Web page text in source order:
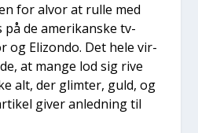
for alvor at rul­le med
de ame­ri­kan­ske tv-
og Elizon­do. Det hele vir­
at man­ge lod sig rive
alt, der glim­ter, guld, og
giver anled­ning til